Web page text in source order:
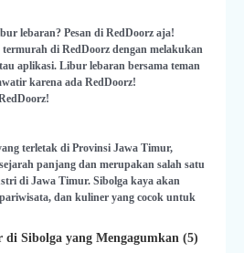
lebaran? Pesan di RedDoorz aja!
di RedDoorz dengan melakukan
aplikasi. Libur lebaran bersama teman
karena ada RedDoorz!
terletak di Provinsi Jawa Timur,
panjang dan merupakan salah satu
di Jawa Timur. Sibolga kaya akan
dan kuliner yang cocok untuk
di Sibolga yang Mengagumkan (5)